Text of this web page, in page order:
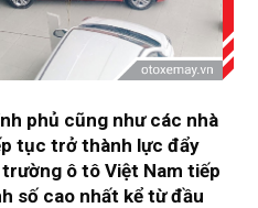
phủ cũng như các nhà
tục trở thành lực đẩy
ô tô Việt Nam tiếp
số cao nhất kể từ đầu